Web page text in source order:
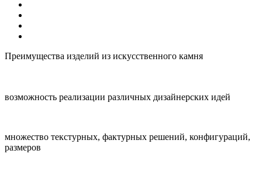
Преимущества изделий из искусственного камня
возможность реализации различных дизайнерских идей
множество текстурных, фактурных решений, конфигураций,
размеров